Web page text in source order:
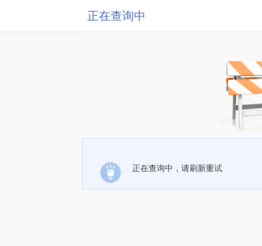
正在查询中
正在查询中，请刷新重试